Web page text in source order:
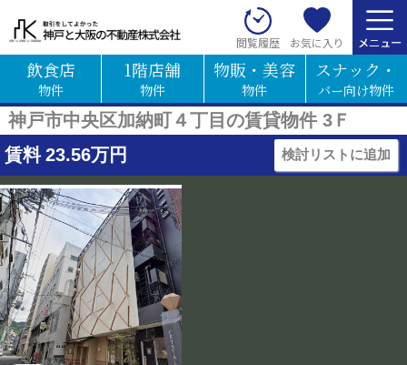
閲覧履歴 お気に入り
飲食店
物件
1階店舗
物件
物販・美容
物件
スナック・
バー向け物件
神戸市中央区加納町４丁目の賃貸物件 3Ｆ
賃料 23.56万円 検討リストに追加